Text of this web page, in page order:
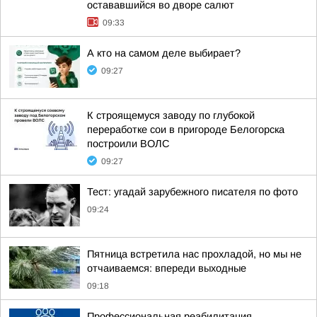
остававшийся во дворе салют
09:33
А кто на самом деле выбирает?
09:27
К строящемуся заводу по глубокой
переработке сои в пригороде Белогорска
построили ВОЛС
09:27
Тест: угадай зарубежного писателя по фото
09:24
Пятница встретила нас прохладой, но мы не
отчаиваемся: впереди выходные
09:18